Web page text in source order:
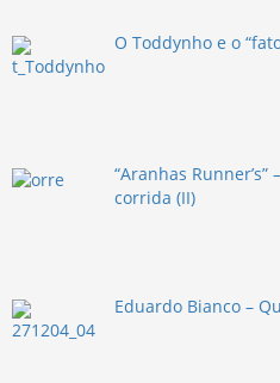
O Toddynho e o
“Aranhas
corrida (II)
Eduardo Bianco –